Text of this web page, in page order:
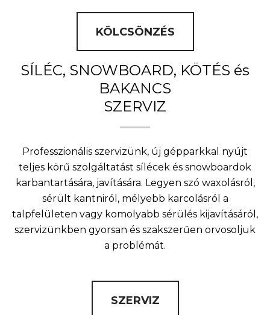
KÖLCSÖNZÉS
SÍLÉC, SNOWBOARD, KÖTÉS és
BAKANCS
SZERVIZ
Professzionális szervizünk, új gépparkkal nyújt
teljes körű szolgáltatást sílécek és snowboardok
karbantartására, javítására. Legyen szó waxolásról,
sérült kantniról, mélyebb karcolásról a
talpfelületen vagy komolyabb sérülés kijavításáról,
szervizünkben gyorsan és szakszerűen orvosoljuk
a problémát.
SZERVIZ